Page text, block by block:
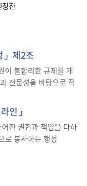
칭찬
」제2조
이 불합리한 규제를 개
전문성을 바탕으로 적
인」
어진 권한과 책임을 다하
로 봉사하는 행정